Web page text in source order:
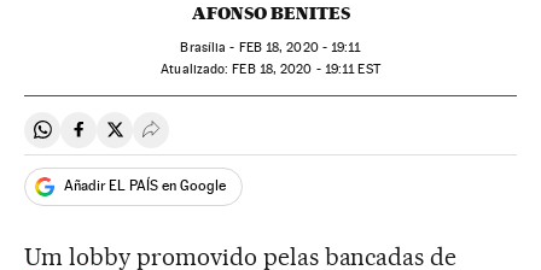
AFONSO BENITES
Brasília - FEB18, 2020 - 19:11
atualizado: FEB18, 2020 - 19:11EST
Compartir en Whatsapp
Compartir en Facebook
Compartir en Twitter
Desplegar Redes Sociales
Añadir EL PAÍS en Google
Um lobby promovido pelas bancadas de